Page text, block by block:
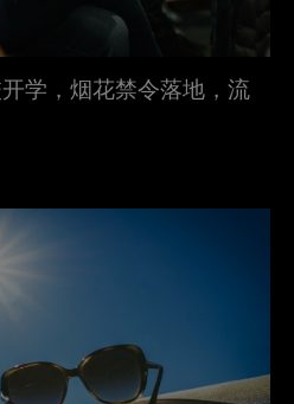
学，烟花禁令落地，流